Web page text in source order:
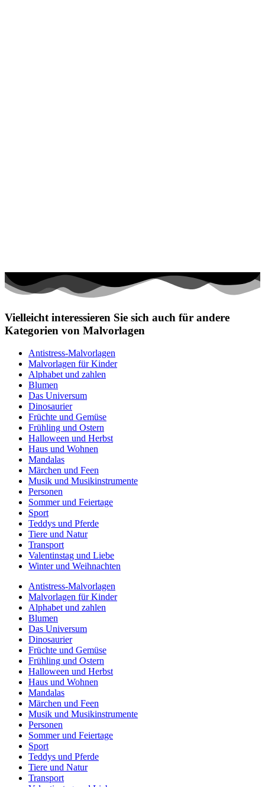
Vielleicht interessieren Sie sich auch für andere
Kategorien von Malvorlagen
Antistress-Malvorlagen
Malvorlagen für Kinder
Alphabet und zahlen
Blumen
Das Universum
Dinosaurier
Früchte und Gemüse
Frühling und Ostern
Halloween und Herbst
Haus und Wohnen
Mandalas
Märchen und Feen
Musik und Musikinstrumente
Personen
Sommer und Feiertage
Sport
Teddys und Pferde
Tiere und Natur
Transport
Valentinstag und Liebe
Winter und Weihnachten
Antistress-Malvorlagen
Malvorlagen für Kinder
Alphabet und zahlen
Blumen
Das Universum
Dinosaurier
Früchte und Gemüse
Frühling und Ostern
Halloween und Herbst
Haus und Wohnen
Mandalas
Märchen und Feen
Musik und Musikinstrumente
Personen
Sommer und Feiertage
Sport
Teddys und Pferde
Tiere und Natur
Transport